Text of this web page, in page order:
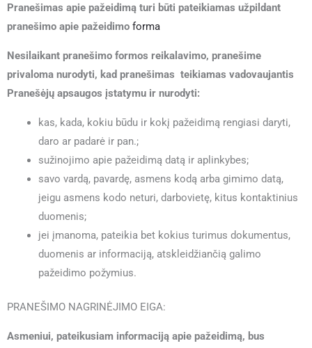
Pranešimas apie pažeidimą turi būti pateikiamas užpildant
pranešimo apie pažeidimo forma
Nesilaikant pranešimo formos reikalavimo, pranešime
privaloma nurodyti, kad pranešimas teikiamas vadovaujantis
Pranešėjų apsaugos įstatymu ir nurodyti:
kas, kada, kokiu būdu ir kokį pažeidimą rengiasi daryti,
daro ar padarė ir pan.;
sužinojimo apie pažeidimą datą ir aplinkybes;
savo vardą, pavardę, asmens kodą arba gimimo datą,
jeigu asmens kodo neturi, darbovietę, kitus kontaktinius
duomenis;
jei įmanoma, pateikia bet kokius turimus dokumentus,
duomenis ar informaciją, atskleidžiančią galimo
pažeidimo požymius.
PRANEŠIMO NAGRINĖJIMO EIGA:
Asmeniui, pateikusiam informaciją apie pažeidimą, bus